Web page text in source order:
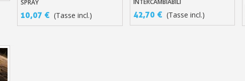
SPRAY
10,07 € (Tasse incl.)
INTERCAMBIABILI
42,70 € (Tasse incl.)